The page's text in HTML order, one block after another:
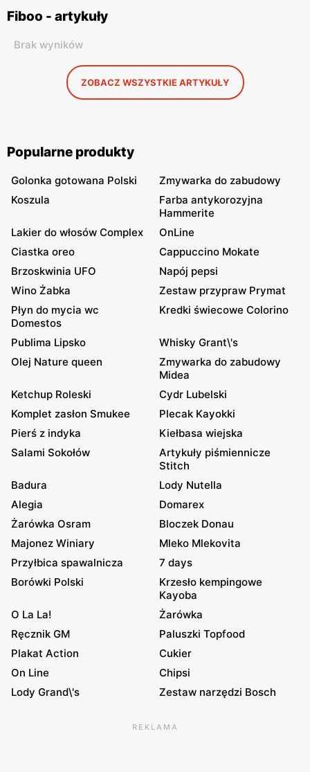
Fiboo - artykuły
Brak wyników
ZOBACZ WSZYSTKIE ARTYKUŁY
Popularne produkty
Golonka gotowana Polski
Zmywarka do zabudowy
Koszula
Farba antykorozyjna
Hammerite
Lakier do włosów Complex
OnLine
Ciastka oreo
Cappuccino Mokate
Brzoskwinia UFO
Napój pepsi
Wino Żabka
Zestaw przypraw Prymat
Płyn do mycia wc
Domestos
Kredki świecowe Colorino
Publima Lipsko
Whisky Grant\'s
Olej Nature queen
Zmywarka do zabudowy
Midea
Ketchup Roleski
Cydr Lubelski
Komplet zasłon Smukee
Plecak Kayokki
Pierś z indyka
Kiełbasa wiejska
Salami Sokołów
Artykuły piśmiennicze
Stitch
Badura
Lody Nutella
Alegia
Domarex
Żarówka Osram
Bloczek Donau
Majonez Winiary
Mleko Mlekovita
Przyłbica spawalnicza
7 days
Borówki Polski
Krzesło kempingowe
Kayoba
O La La!
Żarówka
Ręcznik GM
Paluszki Topfood
Plakat Action
Cukier
On Line
Chipsi
Lody Grand\'s
Zestaw narzędzi Bosch
REKLAMA